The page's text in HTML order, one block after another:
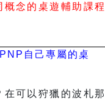
念的桌遊輔助課程
自己專屬的桌
可以狩獵的波札那